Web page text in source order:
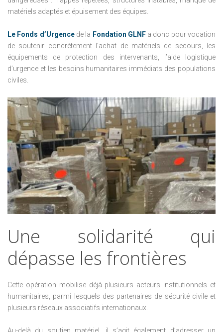
matériels adaptés et épuisement des équipes.
Le Fonds d’Urgencede la Fondation GLNFa donc pour vocation
de soutenir concrètement l’achat de matériels de secours, les
équipements de protection des intervenants, l’aide logistique
d’urgence et les besoins humanitaires immédiats des populations
civiles.
Une solidarité
qui
dépasse les frontières
Cette opération mobilise déjà plusieurs acteurs institutionnels et
humanitaires, parmi lesquels des partenaires de sécurité civile et
plusieurs réseaux associatifs internationaux.